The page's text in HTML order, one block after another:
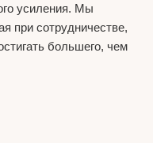
усиления. Мы
при сотрудничестве,
большего, чем